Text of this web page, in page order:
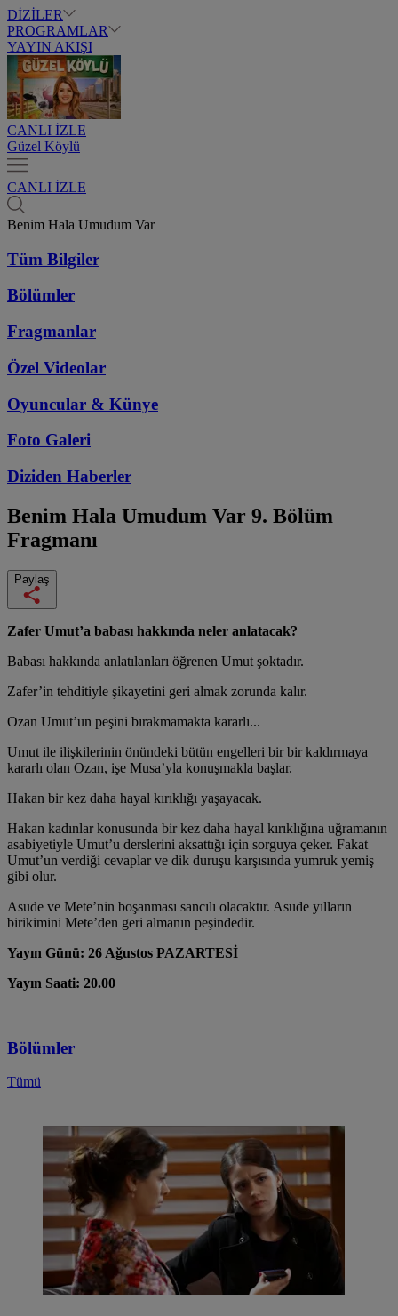
DİZİLER
PROGRAMLAR
YAYIN AKIŞI
CANLI İZLE
Güzel Köylü
CANLI İZLE
Benim Hala Umudum Var
Tüm Bilgiler
Bölümler
Fragmanlar
Özel Videolar
Oyuncular & Künye
Foto Galeri
Diziden Haberler
Benim Hala Umudum Var 9. Bölüm
Fragmanı
Paylaş
Zafer Umut’a babası hakkında neler anlatacak?
Babası hakkında anlatılanları öğrenen Umut şoktadır.
Zafer’in tehditiyle şikayetini geri almak zorunda kalır.
Ozan Umut’un peşini bırakmamakta kararlı...
Umut ile ilişkilerinin önündeki bütün engelleri bir bir kaldırmaya
kararlı olan Ozan, işe Musa’yla konuşmakla başlar.
Hakan bir kez daha hayal kırıklığı yaşayacak.
Hakan kadınlar konusunda bir kez daha hayal kırıklığına uğramanın
asabiyetiyle Umut’u derslerini aksattığı için sorguya çeker. Fakat
Umut’un verdiği cevaplar ve dik duruşu karşısında yumruk yemiş
gibi olur.
Asude ve Mete’nin boşanması sancılı olacaktır. Asude yılların
birikimini Mete’den geri almanın peşindedir.
Yayın Günü: 26 Ağustos PAZARTESİ
Yayın Saati: 20.00
Bölümler
Tümü